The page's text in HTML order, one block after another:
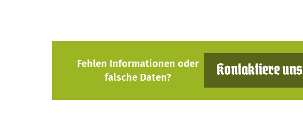
Fehlen Informationen oder
falsche Daten?
Kontaktiere uns